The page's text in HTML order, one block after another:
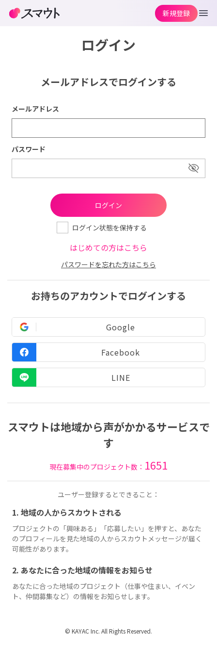
ログイン
メールアドレスでログインする
メールアドレス
パスワード
ログイン状態を保持する
はじめての方はこちら
パスワードを忘れた方はこちら
お持ちのアカウントでログインする
Google
Facebook
LINE
スマウトは地域から声がかかるサービスで
す
現在募集中のプロジェクト数： 1651
ユーザー登録するとできること：
1. 地域の人からスカウトされる
プロジェクトの「興味ある」「応募したい」を押すと、あなた
のプロフィールを見た地域の人からスカウトメッセージが届く
可能性があります。
2. あなたに合った地域の情報をお知らせ
あなたに合った地域のプロジェクト（仕事や住まい、イベン
ト、仲間募集など）の情報をお知らせします。
新規登録
© KAYAC Inc. All Rights Reserved.